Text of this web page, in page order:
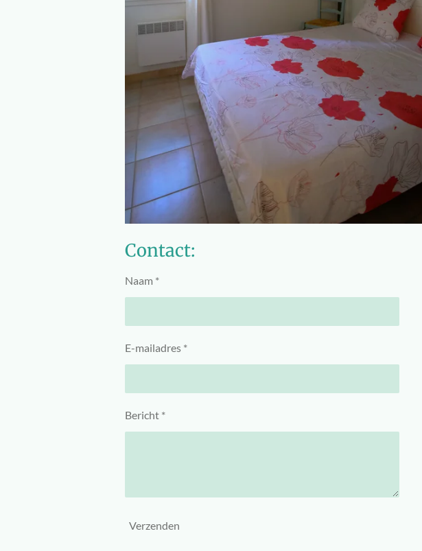
Contact:
Naam *
E-mailadres *
Bericht *
Verzenden